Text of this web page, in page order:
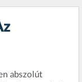
abszolút